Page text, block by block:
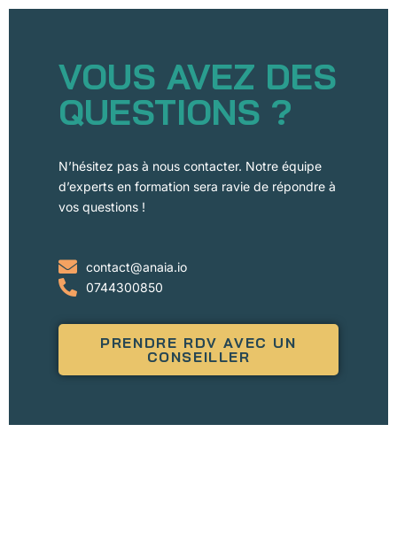
VOUS AVEZ DES
QUESTIONS ?
N’hésitez pas à nous contacter. Notre équipe
d’experts en formation sera ravie de répondre à
vos questions !
contact@anaia.io
0744300850
PRENDRE RDV AVEC UN
CONSEILLER